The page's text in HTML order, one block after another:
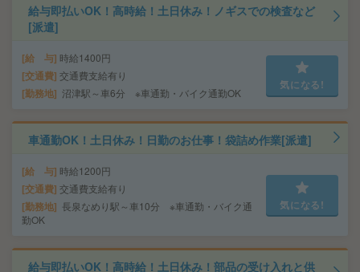
給与即払いOK！高時給！土日休み！ノギスでの検査など
[派遣]
給 与 時給1400円
交通費 交通費支給有り
勤務地 沼津駅～車6分 ※車通勤・バイク通勤OK
気になる!
車通勤OK！土日休み！日勤のお仕事！袋詰め作業[派遣]
給 与 時給1200円
交通費 交通費支給有り
勤務地
長泉なめり駅～車10分 ※車通勤・バイク通
勤OK
気になる!
給与即払いOK！高時給！土日休み！部品の受け入れと供